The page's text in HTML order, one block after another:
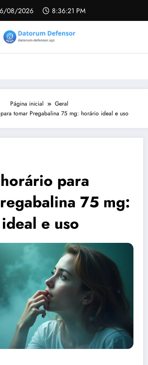
08/2026 8:36:22 PM
Página inicial
Geral
tomar Pregabalina 75 mg: horário ideal e uso
para
75 mg:
e uso